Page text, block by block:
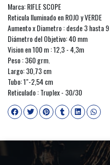
Marca: RIFLE SCOPE
Reticula Iluminado en ROJO y VERDE
Aumento x Diametro : desde 3 hasta 9
Diámetro del Objetivo: 40 mm
Vision en 100 m : 12,3 - 4,3m
Peso : 360 grm.
Largo: 30,73 cm
Tubo: 1"-2,54 cm
Reticulado : Truplex - 30/30